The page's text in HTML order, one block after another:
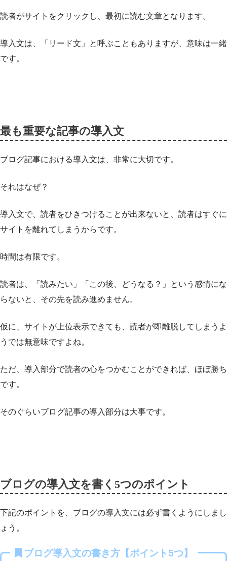
読者がサイトをクリックし、最初に読む文章となります。
導入文は、「リード文」と呼ぶこともありますが、意味は一緒
です。
最も重要な記事の導入文
ブログ記事における導入文は、非常に大切です。
それはなぜ？
導入文で、読者をひきつけることが出来ないと、読者はすぐに
サイトを離れてしまうからです。
時間は有限です。
読者は、「読みたい」「この後、どうなる？」という感情にな
らないと、その先を読み進めません。
仮に、サイトが上位表示できても、読者が即離脱してしまうよ
うでは無意味ですよね。
ただ、導入部分で読者の心をつかむことができれば、ほぼ勝ち
です。
そのぐらいブログ記事の導入部分は大事です。
ブログの導入文を書く5つのポイント
下記のポイントを、ブログの導入文には必ず書くようにしまし
ょう。
ブログ導入文の書き方【ポイント5つ】